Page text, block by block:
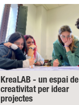
KreaLAB - un espai de
creativitat per idear
projectes